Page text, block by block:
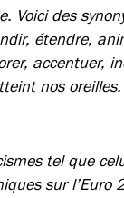
Voici des
étendre,
accentuer,
nos
tel que
sur l’Euro